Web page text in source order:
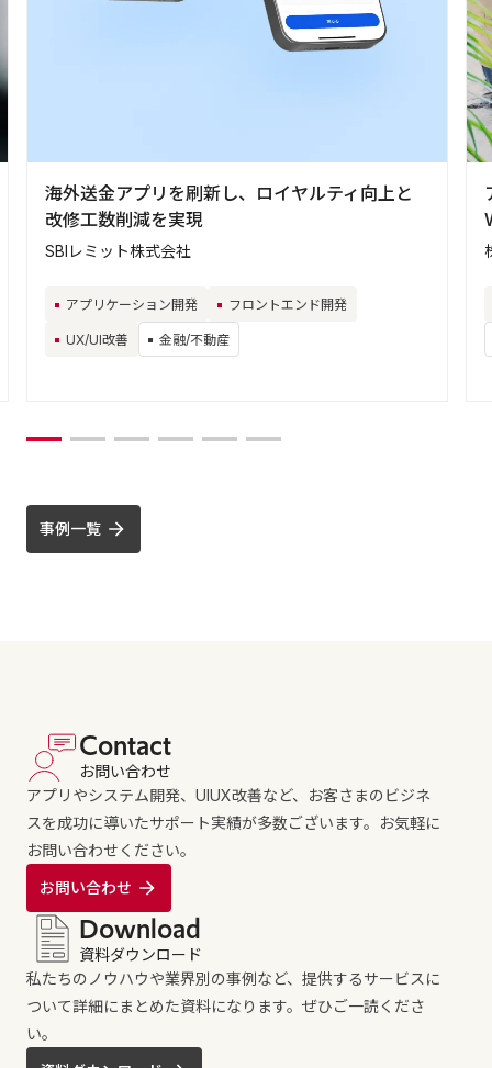
海外送金アプリを刷新し、ロイヤルティ向上と
改修工数削減を実現
SBIレミット株式会社
アプリケーション開発 フロントエンド開発
UX/UI改善 金融/不動産
事例一覧
Contact
お問い合わせ
アプリやシステム開発、UIUX改善など、お客さまのビジネ
スを成功に導いたサポート実績が多数ございます。お気軽に
お問い合わせください。
お問い合わせ
Download
資料ダウンロード
私たちのノウハウや業界別の事例など、提供するサービスに
ついて詳細にまとめた資料になります。ぜひご一読くださ
い。